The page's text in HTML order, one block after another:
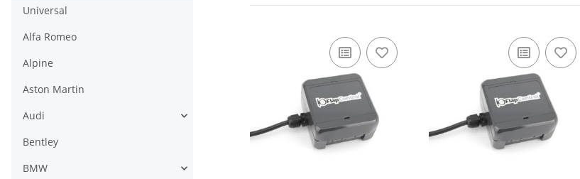
Universal
Alfa Romeo
Alpine
Aston Martin
Audi
Bentley
BMW